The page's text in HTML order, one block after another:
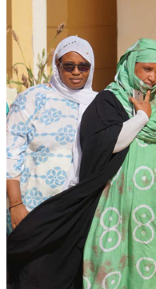
Santé
Campagne sanitaire
Lire la suite